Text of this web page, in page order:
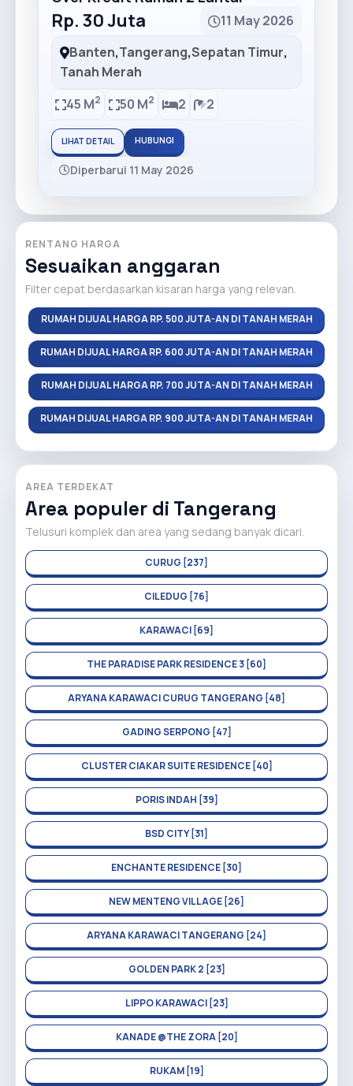
Rp. 30 Juta
11 May 2026
Banten,Tangerang,Sepatan Timur,
Tanah Merah
45 M2 50 M2 2 2
LIHAT DETAIL HUBUNGI
Diperbarui 11 May 2026
RENTANG HARGA
Sesuaikan anggaran
Filter cepat berdasarkan kisaran harga yang relevan.
RUMAH DIJUAL HARGA RP. 500 JUTA-AN DI TANAH MERAH
RUMAH DIJUAL HARGA RP. 600 JUTA-AN DI TANAH MERAH
RUMAH DIJUAL HARGA RP. 700 JUTA-AN DI TANAH MERAH
RUMAH DIJUAL HARGA RP. 900 JUTA-AN DI TANAH MERAH
AREA TERDEKAT
Area populer di Tangerang
Telusuri komplek dan area yang sedang banyak dicari.
CURUG [237]
CILEDUG [76]
KARAWACI [69]
THE PARADISE PARK RESIDENCE 3 [60]
ARYANA KARAWACI CURUG TANGERANG [48]
GADING SERPONG [47]
CLUSTER CIAKAR SUITE RESIDENCE [40]
PORIS INDAH [39]
BSD CITY [31]
ENCHANTE RESIDENCE [30]
NEW MENTENG VILLAGE [26]
ARYANA KARAWACI TANGERANG [24]
GOLDEN PARK 2 [23]
LIPPO KARAWACI [23]
KANADE @THE ZORA [20]
RUKAM [19]